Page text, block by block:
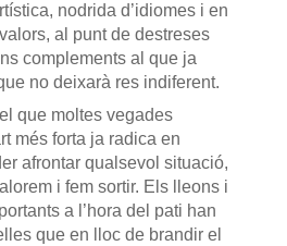
nodrida d’idiomes i en
al punt de destreses
complements al que ja
no deixarà res indiferent.
que moltes vegades
més forta ja radica en
afrontar qualsevol situació,
i fem sortir. Els lleons i
a l’hora del pati han
que en lloc de brandir el